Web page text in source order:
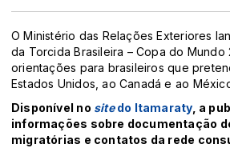
O Ministério das Relações Exteriores
da Torcida Brasileira – Copa do Mundo
orientações para brasileiros que
Estados Unidos, ao Canadá e ao
Disponível no sitedo Itamaraty, a
informações sobre documentação
migratórias e contatos da rede